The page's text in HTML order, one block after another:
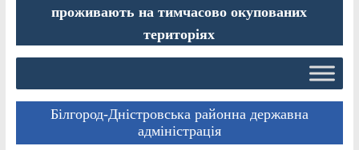
проживають на тимчасово окупованих
територіях
Білгород-Дністровська районна державна
адміністрація